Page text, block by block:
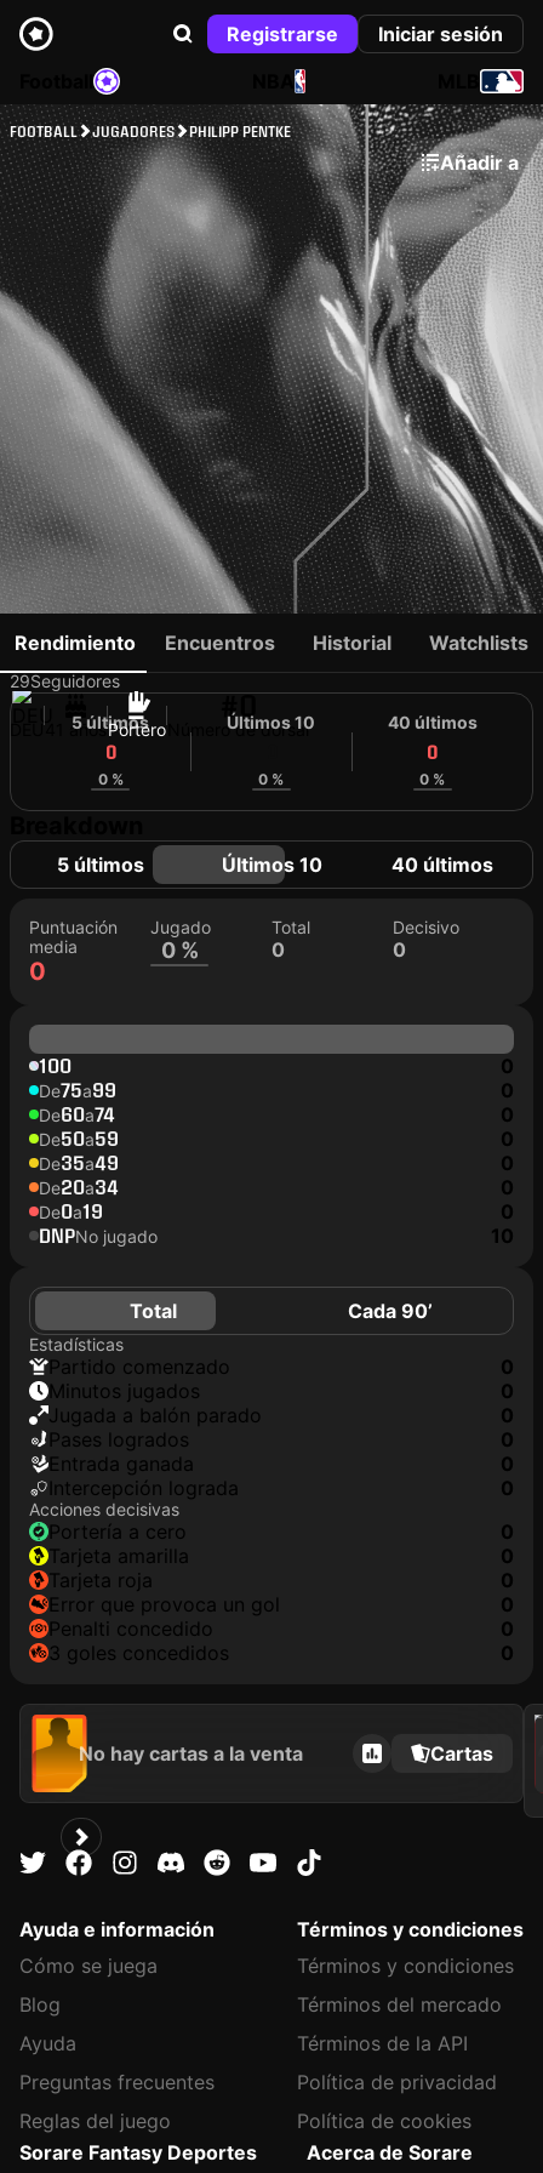
Registrarse
Iniciar sesión
NBA
FOOTBALL JUGADORES PHILIPP PENTKE
Añadir a
PHILIPP PENTKE
29Seguidores
41 añosPortero
#0
Número de dorsal
Rendimiento Encuentros Historial Watchlists
5 últimos
0
0 %
Últimos 10
0 %
40 últimos
0
0 %
5 últimos Últimos 10 40 últimos
Puntuación
media
0
Jugado
0 %
Total
0
Decisivo
0
100 0
De75a99 0
De60a74 0
De50a59 0
De35a49 0
De20a34 0
De0a19 0
DNPNo jugado 10
Total Cada 90’
Estadísticas
partido comenzado
0
minutos jugados
0
jugada a balón parado
0
pases logrados
0
Entrada ganada
0
Intercepción lograda
0
Acciones decisivas
portería a cero
0
tarjeta amarilla
0
tarjeta roja
0
Error que provoca un gol
0
Penalti concedido
0
3 goles concedidos
0
No hay cartas a la venta Cartas
2023
Ayuda e información
Cómo se juega
Blog
Ayuda
Preguntas frecuentes
Reglas del juego
Términos y condiciones
Términos y condiciones
Términos del mercado
Términos de la API
Política de privacidad
Política de cookies
Sorare Fantasy Deportes
Acerca de Sorare